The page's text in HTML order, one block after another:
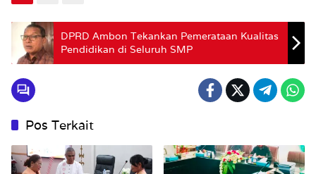
DPRD Ambon Tekankan Pemerataan Kualitas
Pendidikan di Seluruh SMP
Pos Terkait